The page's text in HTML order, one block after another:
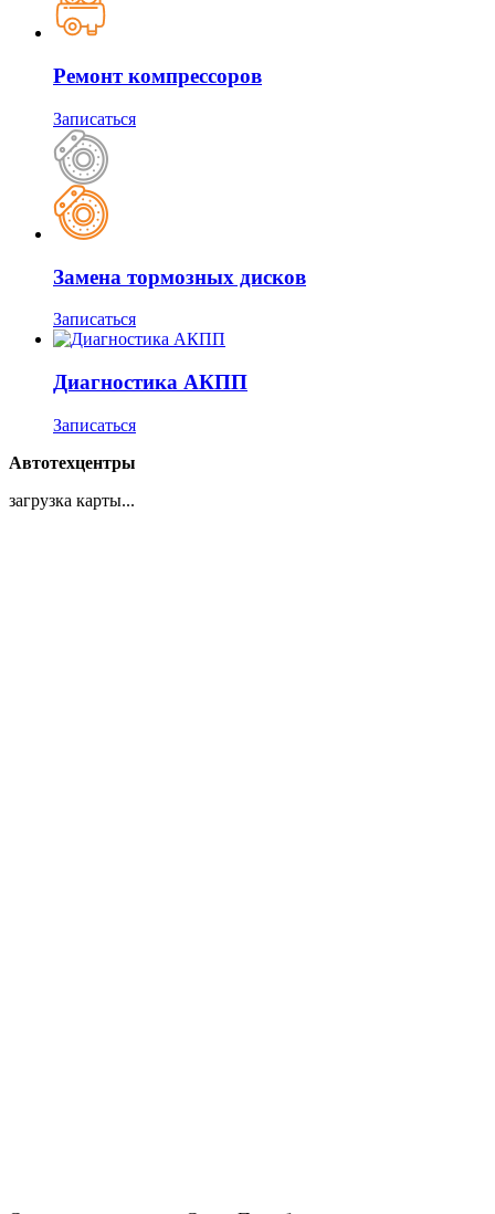
Ремонт компрессоров
Записаться
Замена тормозных дисков
Записаться
Диагностика АКПП
Записаться
Автотехцентры
загрузка карты...